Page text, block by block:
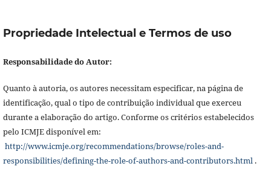
Propriedade Intelectual e Termos de uso
Responsabilidade do Autor:
Quanto à autoria, os autores necessitam especificar, na página de
identificação, qual o tipo de contribuição individual que exerceu
durante a elaboração do artigo. Conforme os critérios estabelecidos
pelo ICMJE disponível em:
http://www.icmje.org/recommendations/browse/roles-and-
responsibilities/defining-the-role-of-authors-and-contributors.html.